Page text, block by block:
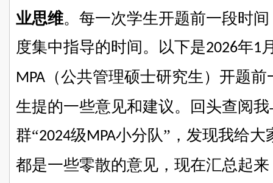
业思维。每一次学生开题前一段时
度集中指导的时间。以下是2026年1
MPA （公共管理硕士研究生）开题
生提的一些意见和建议。回头查阅
群“2024级MPA小分队”，发现我给
都是一些零散的意见，现在汇总起